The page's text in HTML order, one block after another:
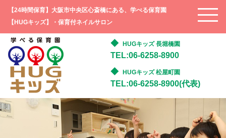
【24時間保育】大阪市中央区心斎橋にある、学べる保育園
【HUGキッズ】・保育付ネイルサロン
HUGキッズ 長堀橋園
TEL:06-6258-8900
HUGキッズ 松屋町園
TEL:06-6258-8900(代表)